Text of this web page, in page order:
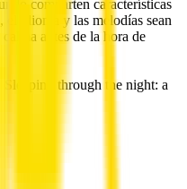
comparten características
el idioma y las melodías sean
antes de la hora de
through the night: a